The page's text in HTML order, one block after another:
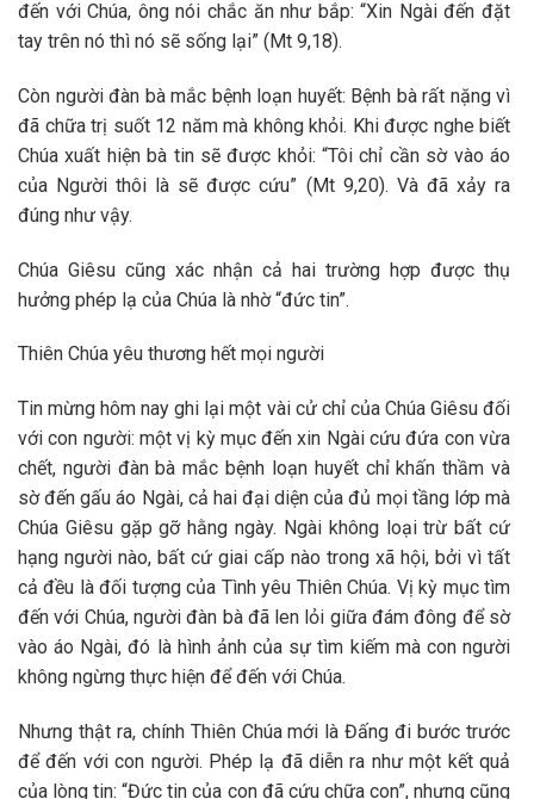
đến với Chúa, ông nói chắc ăn như bắp: “Xin Ngài đến đặt
tay trên nó thì nó sẽ sống lại” (Mt 9,18).
Còn người đàn bà mắc bệnh loạn huyết: Bệnh bà rất nặng vì
đã chữa trị suốt 12 năm mà không khỏi. Khi được nghe biết
Chúa xuất hiện bà tin sẽ được khỏi: “Tôi chỉ cần sờ vào áo
của Người thôi là sẽ được cứu” (Mt 9,20). Và đã xảy ra
đúng như vậy.
Chúa Giêsu cũng xác nhận cả hai trường hợp được thụ
hưởng phép lạ của Chúa là nhờ “đức tin”.
Thiên Chúa yêu thương hết mọi người
Tin mừng hôm nay ghi lại một vài cử chỉ của Chúa Giêsu đối
với con người: một vị kỳ mục đến xin Ngài cứu đứa con vừa
chết, người đàn bà mắc bệnh loạn huyết chỉ khấn thầm và
sờ đến gấu áo Ngài, cả hai đại diện của đủ mọi tầng lớp mà
Chúa Giêsu gặp gỡ hằng ngày. Ngài không loại trừ bất cứ
hạng người nào, bất cứ giai cấp nào trong xã hội, bởi vì tất
cả đều là đối tượng của Tình yêu Thiên Chúa. Vị kỳ mục tìm
đến với Chúa, người đàn bà đã len lỏi giữa đám đông để sờ
vào áo Ngài, đó là hình ảnh của sự tìm kiếm mà con người
không ngừng thực hiện để đến với Chúa.
Nhưng thật ra, chính Thiên Chúa mới là Đấng đi bước trước
để đến với con người. Phép lạ đã diễn ra như một kết quả
của lòng tin: “Đức tin của con đã cứu chữa con”, nhưng cũng